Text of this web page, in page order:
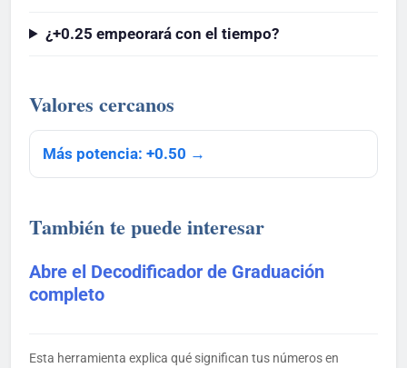
¿+0.25 empeorará con el tiempo?
Valores cercanos
Más potencia: +0.50 →
También te puede interesar
Abre el Decodificador de Graduación
completo
Esta herramienta explica qué significan tus números en